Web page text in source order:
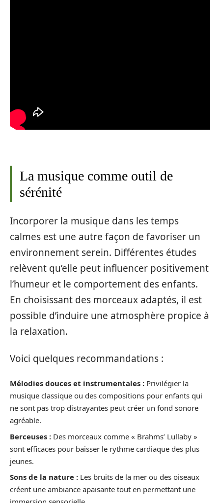
La musique comme outil de
sérénité
Incorporer la musique dans les temps
calmes est une autre façon de favoriser un
environnement serein. Différentes études
relèvent qu’elle peut influencer positivement
l’humeur et le comportement des enfants.
En choisissant des morceaux adaptés, il est
possible d’induire une atmosphère propice à
la relaxation.
Voici quelques recommandations :
Mélodies douces et instrumentales : Privilégier la
musique classique ou des compositions pour enfants qui
ne sont pas trop distrayantes peut créer un fond sonore
agréable.
Berceuses : Des morceaux comme « Brahms’ Lullaby »
sont efficaces pour baisser le rythme cardiaque des plus
jeunes.
Sons de la nature : Les bruits de la mer ou des oiseaux
créent une ambiance apaisante tout en permettant une